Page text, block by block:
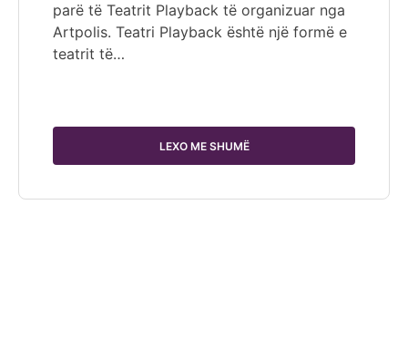
parë të Teatrit Playback të organizuar nga
Artpolis. Teatri Playback është një formë e
teatrit të…
LEXO ME SHUMË